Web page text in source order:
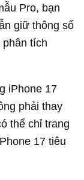
Pro, bạn
giữ thông số
phân tích
iPhone 17
phải thay
thể chỉ trang
17 tiêu